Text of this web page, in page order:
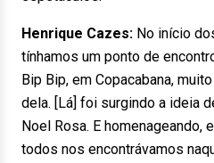
Henrique Cazes: No início
tínhamos um ponto de
Bip Bip, em Copacabana,
dela. [Lá] foi surgindo a ideia
Noel Rosa. E homenageando,
todos nos encontrávamos